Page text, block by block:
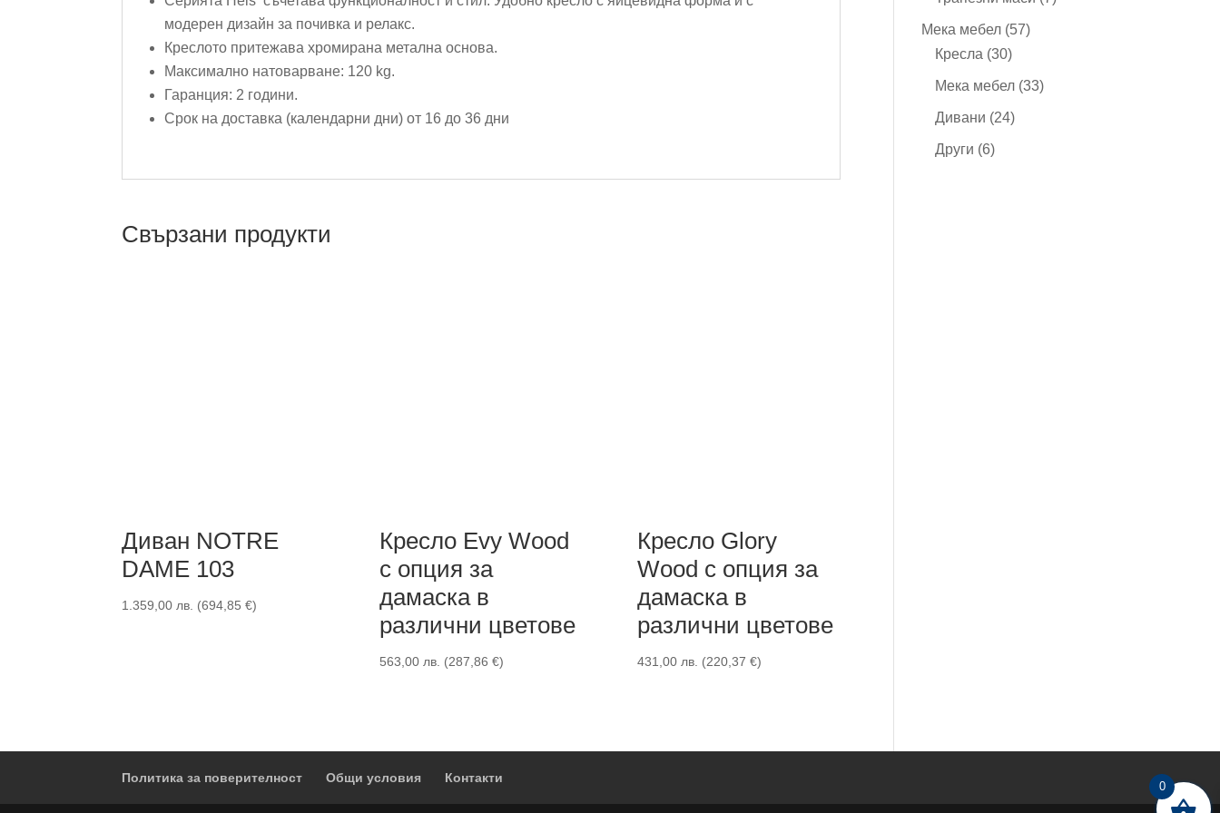
модерен дизайн за почивка и релакс.
Креслото притежава хромирана метална основа.
Максимално натоварване: 120 kg.
Гаранция: 2 години.
Срок на доставка (календарни дни) от 16 до 36 дни
Свързани продукти
Диван NOTRE
DAME 103
1.359,00лв. (694,85€)
Кресло Evy Wood
с опция за
дамаска в
различни цветове
563,00 лв. (287,86 €)
Кресло Glory
Wood с опция за
дамаска в
различни цветове
431,00 лв. (220,37 €)
Мека мебел 5757
Кресла 3030
продукта
Мека мебел 3333
Дивани 2424
Други 66
Политика за поверителност Общи условия Контакти
0